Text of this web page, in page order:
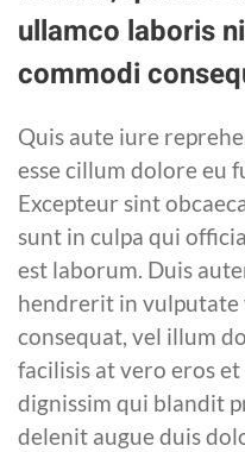
ullamco laboris
commodi
Quis aute iure
esse cillum dolore eu
Excepteur sint
sunt in culpa qui
est laborum. Duis
hendrerit in vulputate
consequat, vel illum
facilisis at vero eros
dignissim qui blandit
delenit augue duis